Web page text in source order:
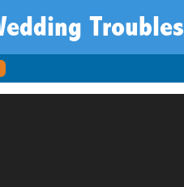
Troubles